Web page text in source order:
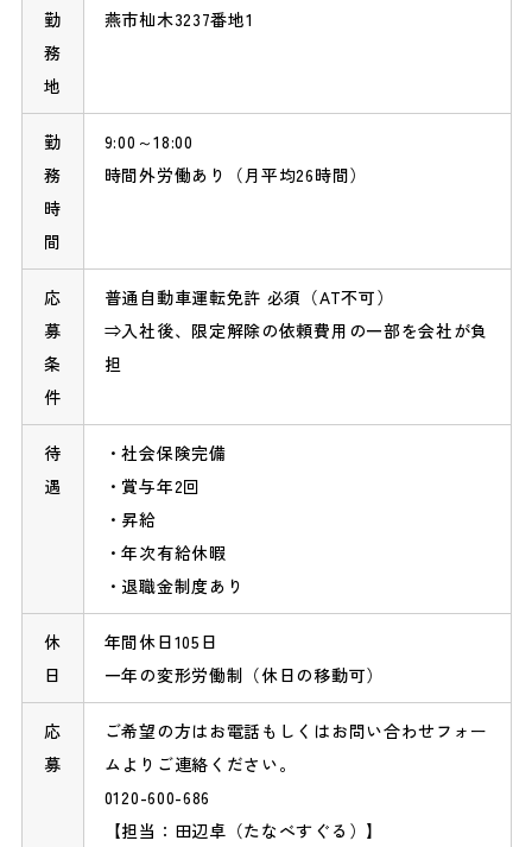
勤
務
地
燕市杣木3237番地1
勤
務
時
間
9:00～18:00
時間外労働あり（月平均26時間）
応
募
条
件
普通自動車運転免許 必須（AT不可）
⇒入社後、限定解除の依頼費用の一部を会社が負
担
待
遇
社会保険完備
賞与年2回
昇給
年次有給休暇
退職金制度あり
休
日
年間休日105日
一年の変形労働制（休日の移動可）
応
募
ご希望の方はお電話もしくは お問い合わせフォー
ム よりご連絡ください。
0120-600-686
【担当：田辺卓（たなべすぐる）】